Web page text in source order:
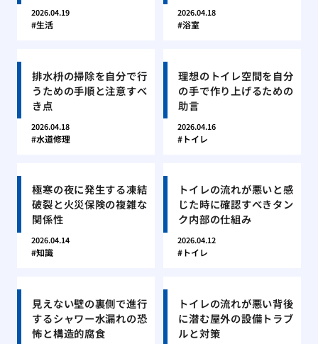
2026.04.19
生活
2026.04.18
浴室
排水枡の掃除を自分で行
うための手順と注意すべ
き点
2026.04.18
水道修理
理想のトイレ空間を自分
の手で作り上げるための
助言
2026.04.16
トイレ
極寒の夜に発生する凍結
破裂と火災保険の複雑な
関係性
2026.04.14
知識
トイレの流れが悪いと感
じた時に確認すべきタン
ク内部の仕組み
2026.04.12
トイレ
見えない壁の裏側で進行
するシャワー水漏れの恐
怖と構造的腐食
トイレの流れが悪い背後
に潜む屋外の設備トラブ
ルと対策